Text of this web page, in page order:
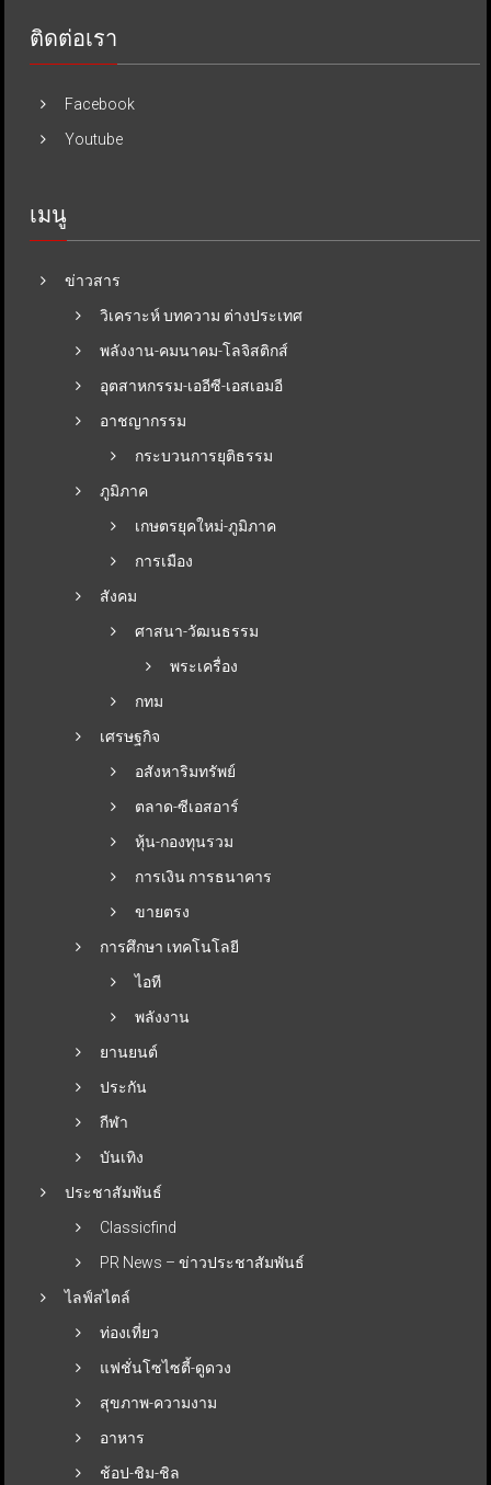
ติดต่อเรา
Facebook
Youtube
เมนู
ข่าวสาร
วิเคราะห์ บทความ ต่างประเทศ
พลังงาน-คมนาคม-โลจิสติกส์
อุตสาหกรรม-เออีซี-เอสเอมอี
อาชญากรรม
กระบวนการยุติธรรม
ภูมิภาค
เกษตรยุคใหม่-ภูมิภาค
การเมือง
สังคม
ศาสนา-วัฒนธรรม
พระเครื่อง
กทม
เศรษฐกิจ
อสังหาริมทรัพย์
ตลาด-ซีเอสอาร์
หุ้น-กองทุนรวม
การเงิน การธนาคาร
ขายตรง
การศึกษา เทคโนโลยี
ไอที
พลังงาน
ยานยนต์
ประกัน
กีฬา
บันเทิง
ประชาสัมพันธ์
Classicfind
PR News – ข่าวประชาสัมพันธ์
ไลฟ์สไตล์
ท่องเที่ยว
แฟชั่นโซไซตี้-ดูดวง
สุขภาพ-ความงาม
อาหาร
ช้อป-ชิม-ชิล